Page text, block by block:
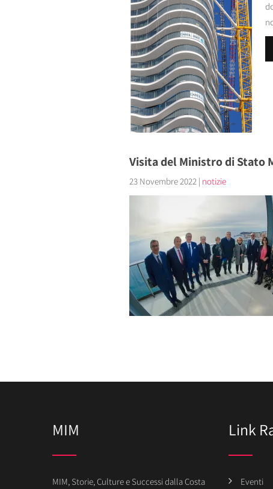
Visita del Ministro di Stato
23 Novembre 2022 | notizie
MIM
MIM, Storie, Culture e Successi dalla Costa
Link
Eventi